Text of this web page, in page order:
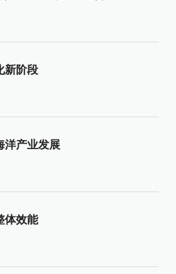
新阶段
洋产业发展
体效能